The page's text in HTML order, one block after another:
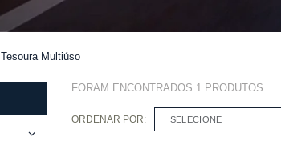
Tesoura Multiúso
FORAM ENCONTRADOS 1PRODUTOS
ORDENAR POR: SELECIONE